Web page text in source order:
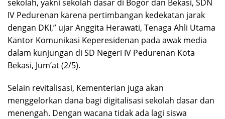
sekolah, yakni sekolah dasar di Bogor dan Bekasi, SDN
IV Pedurenan karena pertimbangan kedekatan jarak
dengan DKI,” ujar Anggita Herawati, Tenaga Ahli Utama
Kantor Komunikasi Keperesidenan pada awak media
dalam kunjungan di SD Negeri IV Pedurenan Kota
Bekasi, Jum’at (2/5).
Selain revitalisasi, Kementerian juga akan
menggelorkan dana bagi digitalisasi sekolah dasar dan
menengah. Dengan wacana tidak ada lagi siswa